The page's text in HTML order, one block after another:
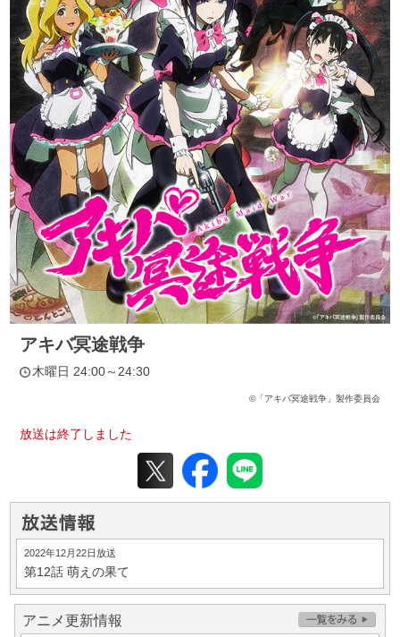
アキバ冥途戦争
木曜日 24:00～24:30
©「アキバ冥途戦争」製作委員会
放送は終了しました
2022年12月22日放送
第12話萌えの果て
アニメ更新情報